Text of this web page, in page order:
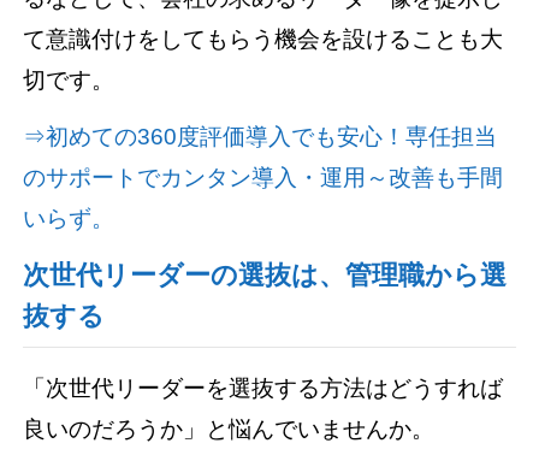
て意識付けをしてもらう機会を設けることも大
切です。
⇒初めての360度評価導入でも安心！専任担当
のサポートでカンタン導入・運用～改善も手間
いらず。
次世代リーダーの選抜は、管理職から選
抜する
「次世代リーダーを選抜する方法はどうすれば
良いのだろうか」と悩んでいませんか。